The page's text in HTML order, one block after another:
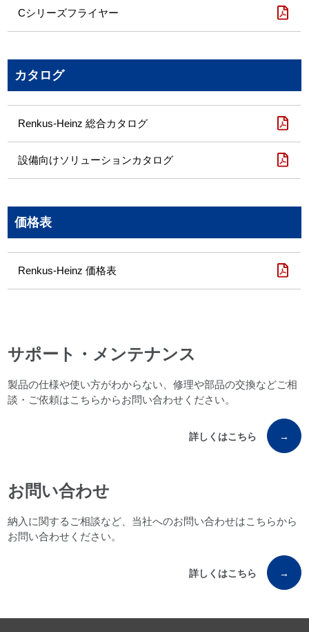
Cシリーズフライヤー
カタログ
Renkus-Heinz 総合カタログ
設備向けソリューションカタログ
価格表
Renkus-Heinz 価格表
サポート・メンテナンス
製品の仕様や使い方がわからない、修理や部品の交換などご相
談・ご依頼はこちらからお問い合わせください。
詳しくはこちら →
お問い合わせ
納入に関するご相談など、当社へのお問い合わせはこちらから
お問い合わせください。
詳しくはこちら →